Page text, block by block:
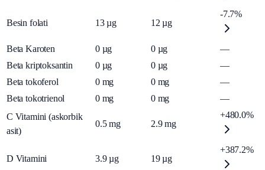
Besin folati 13 µg 12 µg
-7.7%
Beta Karoten 0 µg 0 µg
—
Beta kriptoksantin
0 µg 0 µg
—
Beta tokoferol
0 mg 0 mg
—
Beta tokotrienol
0 mg 0 mg
—
C Vitamini (askorbik
asit)
0.5 mg 2.9 mg
+480.0%
D Vitamini 3.9 µg 19 µg
+387.2%